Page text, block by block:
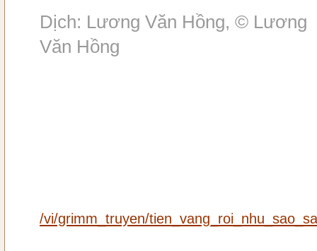
Dịch: Lương Văn Hồng, © Lương
Văn Hồng
/vi/grimm_truyen/tien_vang_roi_nhu_sao_sa